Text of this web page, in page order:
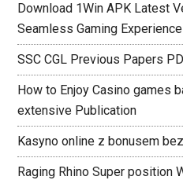
Download 1Win APK Latest
Seamless Gaming
SSC CGL Previous Papers
How to Enjoy Casino games
extensive Publication
Kasyno online z bonusem
Raging Rhino Super position